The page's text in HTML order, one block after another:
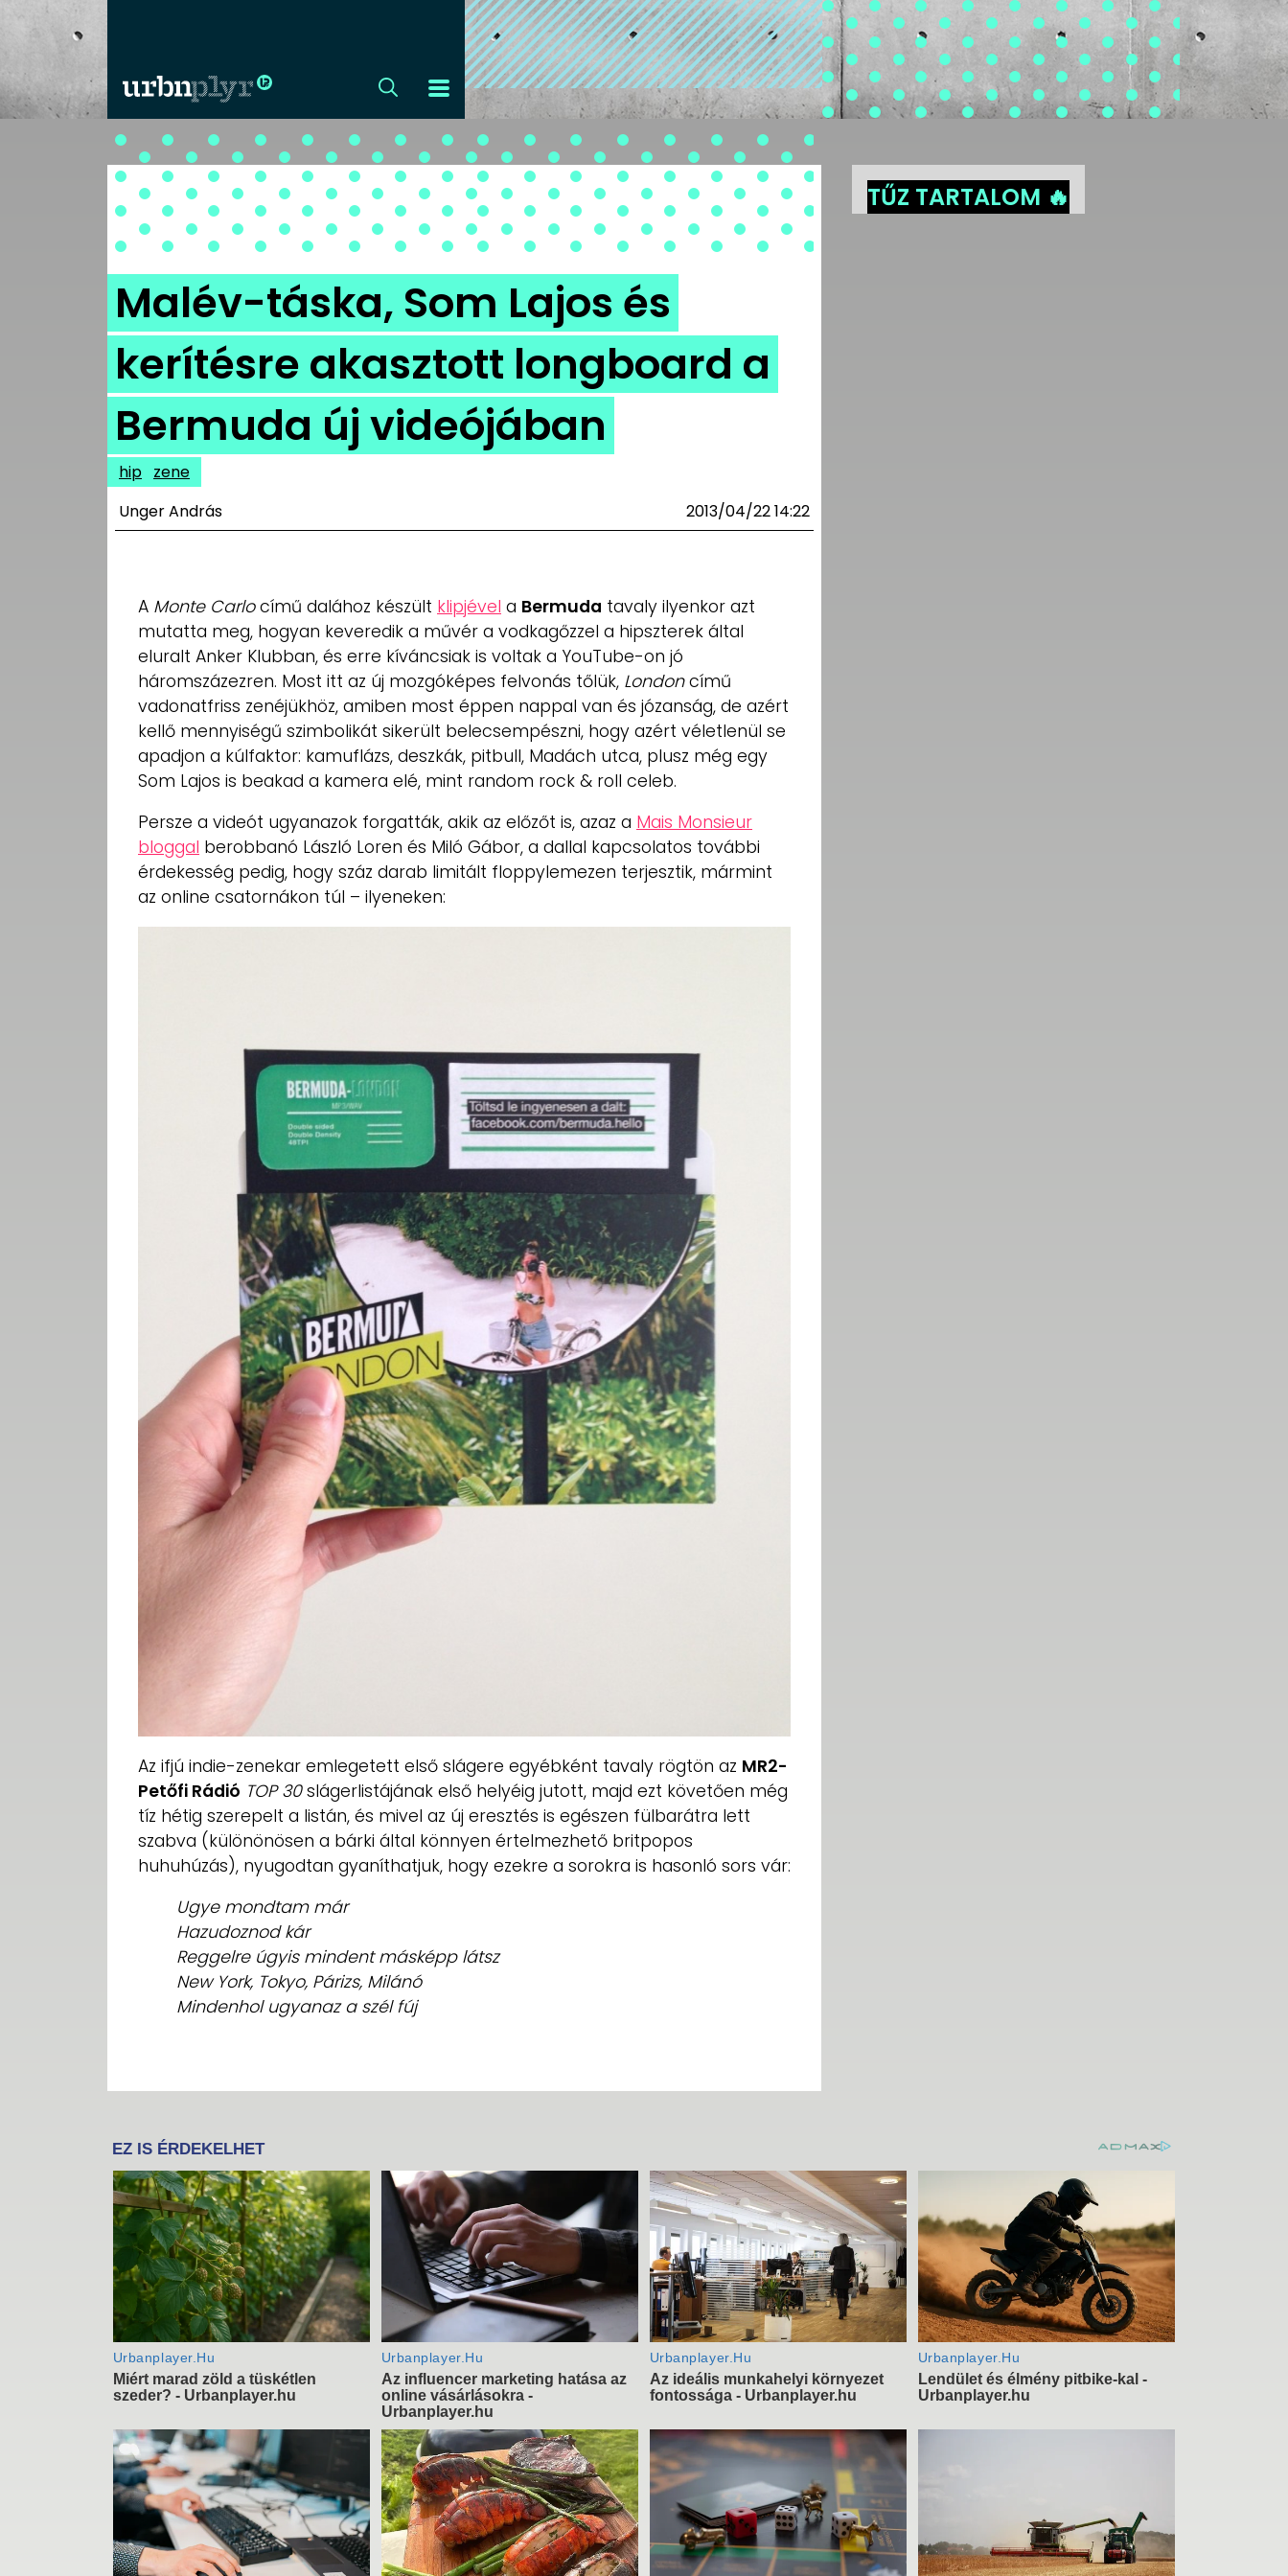
CÍMLAP
DIZÁJN
DIVAT
HIP
KULT
UTCA
MÉDIAAJÁNLAT
TÁJÉKOZTATÓ
Malév-táska, Som Lajos és
kerítésre akasztott longboard a
Bermuda új videójában
hip zene
Unger András
2013/04/22 14:22
A Monte Carlocímű dalához készült klipjével a Bermuda tavaly ilyenkor azt
mutatta meg, hogyan keveredik a művér a vodkagőzzel a hipszterek által
eluralt Anker Klubban, és erre kíváncsiak is voltak a YouTube-on jó
háromszázezren. Most itt az új mozgóképes felvonás tőlük, Londoncímű
vadonatfriss zenéjükhöz, amiben most éppen nappal van és józanság, de azért
kellő mennyiségű szimbolikát sikerült belecsempészni, hogy azért véletlenül se
apadjon a kúlfaktor: kamuflázs, deszkák, pitbull, Madách utca, plusz még egy
Som Lajos is beakad a kamera elé, mint random rock & roll celeb.
Persze a videót ugyanazok forgatták, akik az előzőt is, azaz a Mais Monsieur
bloggal berobbanó László Loren és Miló Gábor, a dallal kapcsolatos további
érdekesség pedig, hogy száz darab limitált floppylemezen terjesztik, mármint
az online csatornákon túl – ilyeneken:
Az ifjú indie-zenekar emlegetett első slágere egyébként tavaly rögtön az MR2-
Petőfi Rádió TOP 30slágerlistájának első helyéig jutott, majd ezt követően még
tíz hétig szerepelt a listán, és mivel az új eresztés is egészen fülbarátra lett
szabva (különönösen a bárki által könnyen értelmezhető britpopos
huhuhúzás), nyugodtan gyaníthatjuk, hogy ezekre a sorokra is hasonló sors vár:
Ugye mondtam már
Hazudoznod kár
Reggelre úgyis mindent másképp látsz
New York, Tokyo, Párizs, Milánó
Mindenhol ugyanaz a szél fúj
TŰZ TARTALOM 🔥